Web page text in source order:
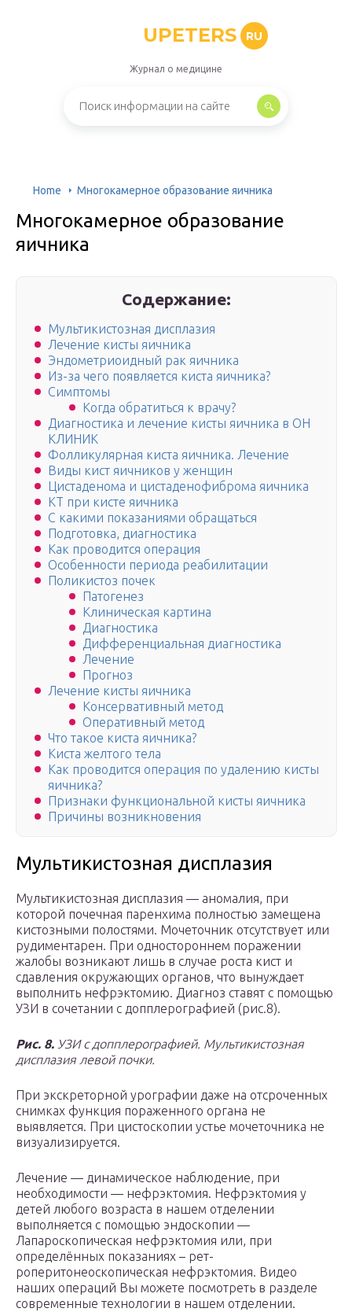
UPETERS RU
Журнал о медицине
Home Многокамерное образование яичника
Многокамерное образование
яичника
Содержание:
Мультикистозная дисплазия
Лечение кисты яичника
Эндометриоидный рак яичника
Из-за чего появляется киста яичника?
Симптомы
Когда обратиться к врачу?
Диагностика и лечение кисты яичника в ОН
КЛИНИК
Фолликулярная киста яичника. Лечение
Виды кист яичников у женщин
Цистаденома и цистаденофиброма яичника
КТ при кисте яичника
С какими показаниями обращаться
Подготовка, диагностика
Как проводится операция
Особенности периода реабилитации
Поликистоз почек
Патогенез
Клиническая картина
Диагностика
Дифференциальная диагностика
Лечение
Прогноз
Лечение кисты яичника
Консервативный метод
Оперативный метод
Что такое киста яичника?
Киста желтого тела
Как проводится операция по удалению кисты
яичника?
Признаки функциональной кисты яичника
Причины возникновения
Мультикистозная дисплазия
Мультикистозная дисплазия — аномалия, при
которой почечная паренхима полностью замещена
кистозными полостями. Мочеточник отсутствует или
рудиментарен. При одностороннем поражении
жалобы возникают лишь в случае роста кист и
сдавления окружающих органов, что вынуждает
выполнить нефрэктомию. Диагноз ставят с помощью
УЗИ в сочетании с допплерографией (рис.8).
Рис. 8. УЗИ с допплерографией. Мультикистозная
дисплазия левой почки.
При экскреторной урографии даже на отсроченных
снимках функция пораженного органа не
выявляется. При цистоскопии устье мочеточника не
визуализируется.
Лечение — динамическое наблюдение, при
необходимости — нефрэктомия. Нефрэктомия у
детей любого возраста в нашем отделении
выполняется с помощью эндоскопии —
Лапароскопическая нефрэктомия или, при
определённых показаниях – рет-
роперитонеоскопическая нефрэктомия. Видео
наших операций Вы можете посмотреть в разделе
современные технологии в нашем отделении.